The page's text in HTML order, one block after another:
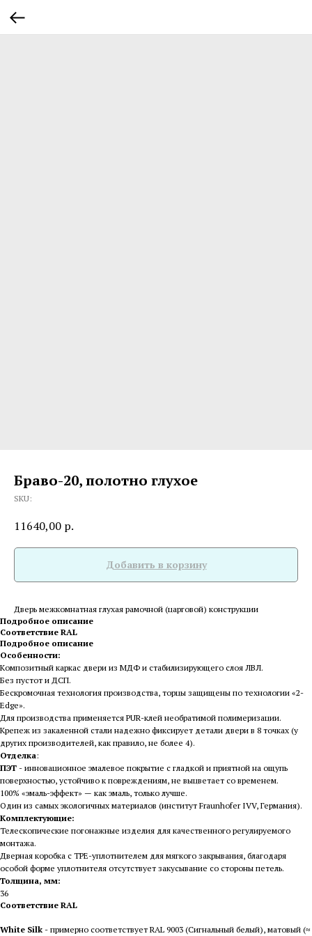
Браво-20, полотно глухое
SKU:
11640,00 р.
Добавить в корзину
Дверь межкомнатная глухая рамочной (царговой) конструкции
Подробное описание
Соответствие RAL
Подробное описание
Особенности:
Композитный каркас двери из МДФ и стабилизирующего слоя ЛВЛ.
Без пустот и ДСП.
Бескромочная технология производства, торцы защищены по технологии «2-
Edge».
Для производства применяется PUR-клей необратимой полимеризации.
Крепеж из закаленной стали надежно фиксирует детали двери в 8 точках (у
других производителей, как правило, не более 4).
Отделка :
ПЭТ - инновационное эмалевое покрытие c гладкой и приятной на ощупь
поверхностью, устойчиво к повреждениям, не выцветает со временем.
100% «эмаль-эффект» — как эмаль, только лучше.
Один из самых экологичных материалов (институт Fraunhofer IVV, Германия).
Комплектующие:
Телескопические погонажные изделия для качественного регулируемого
монтажа.
Дверная коробка с TPE-уплотнителем для мягкого закрывания, благодаря
особой форме уплотнителя отсутствует закусывание со стороны петель.
Толщина, мм:
36
Соответствие RAL
White Silk - примерно соответствует RAL 9003 (Сигнальный белый), матовый (≈